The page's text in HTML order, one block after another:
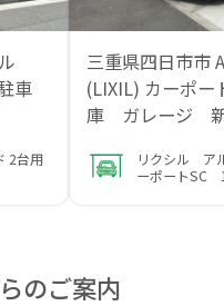
車
2台用
三重県四日市市
(LIXIL) カーポ
庫 ガレージ
リクシル ア
ーポートSC
のご案内